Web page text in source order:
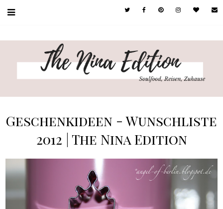
Geschenkideen - Wunschliste
2012 | The Nina Edition